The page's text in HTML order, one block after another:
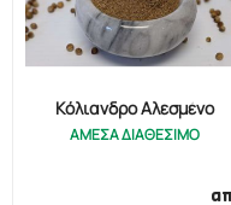
Κόλιανδρο Αλεσμένο
ΑΜΕΣΑ ΔΙΑΘΕΣΙΜΟ